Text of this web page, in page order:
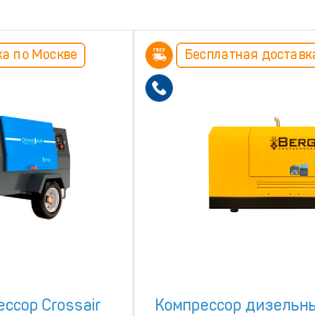
по Москве
Crossair
Бесплатная
Компрессор